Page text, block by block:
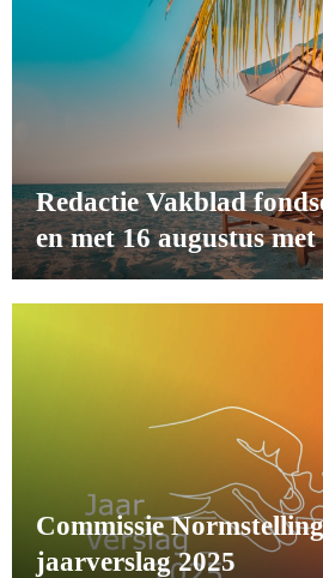
Redactie Vakblad
en met 16 augustus
Commissie
jaarverslag 2025